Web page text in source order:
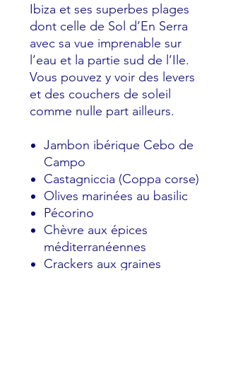
Ibiza et ses superbes plages
dont celle de Sol d’En Serra
avec sa vue imprenable sur
l’eau et la partie sud de l’Ile.
Vous pouvez y voir des levers
et des couchers de soleil
comme nulle part ailleurs.
Jambon ibérique Cebo de
Campo
Castagniccia (Coppa corse)
Olives marinées au basilic
Pécorino
Chèvre aux épices
méditerranéennes
Crackers aux graines